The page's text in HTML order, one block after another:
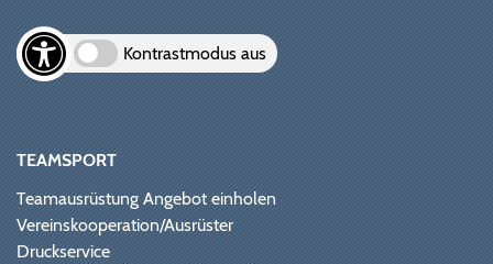
Kontrastmodus aus
TEAMSPORT
Teamausrüstung Angebot einholen
Vereinskooperation/Ausrüster
Druckservice